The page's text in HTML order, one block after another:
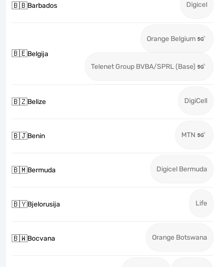
🇧🇧Barbados Digicel
🇧🇪Belgija
Orange Belgium
Telenet Group BVBA/SPRL (Base)
🇧🇿Belize DigiCell
🇧🇯Benin MTN
🇧🇲Bermuda Digicel Bermuda
🇧🇾Bjelorusija Life
🇧🇼Bocvana Orange Botswana